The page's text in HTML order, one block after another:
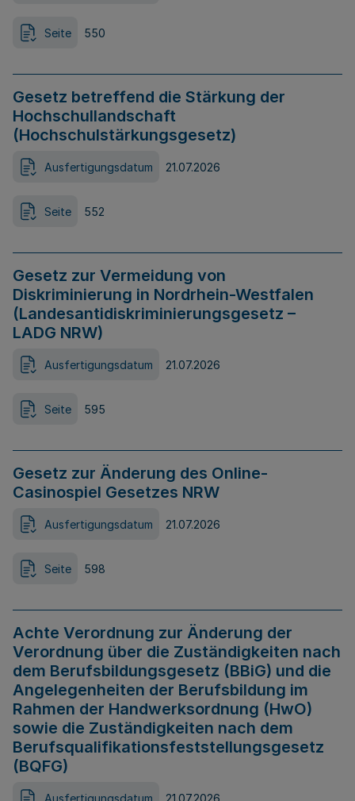
Seite 550
Gesetz betreffend die Stärkung der
Hochschullandschaft
(Hochschulstärkungsgesetz)
Ausfertigungsdatum 21.07.2026
Seite 552
Gesetz zur Vermeidung von
Diskriminierung in Nordrhein-Westfalen
(Landesantidiskriminierungsgesetz –
LADG NRW)
Ausfertigungsdatum 21.07.2026
Seite 595
Gesetz zur Änderung des Online-
Casinospiel Gesetzes NRW
Ausfertigungsdatum 21.07.2026
Seite 598
Achte Verordnung zur Änderung der
Verordnung über die Zuständigkeiten nach
dem Berufsbildungsgesetz (BBiG) und die
Angelegenheiten der Berufsbildung im
Rahmen der Handwerksordnung (HwO)
sowie die Zuständigkeiten nach dem
Berufsqualifikationsfeststellungsgesetz
(BQFG)
Ausfertigungsdatum 21.07.2026